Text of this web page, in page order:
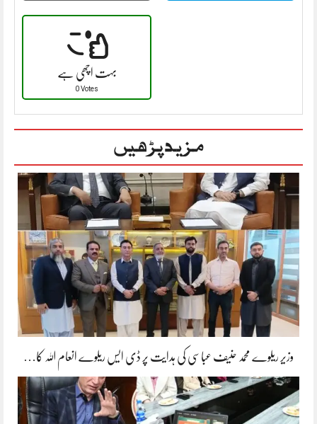
بہت اچھی ہے
0 Votes
مزید پڑھیں
وزیر ریلوے محمد حنیف عباسی کی ہدایت پر ڈی ایس ریلوے انعام اللہ کا…